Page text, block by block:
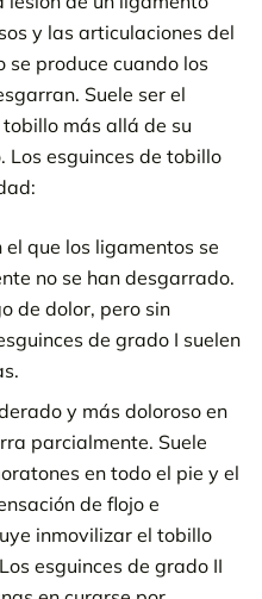
y las articulaciones del
se produce cuando los
Suele ser el
más allá de su
Los esguinces de tobillo
el que los ligamentos se
no se han desgarrado.
de dolor, pero sin
de grado I suelen
y más doloroso en
parcialmente. Suele
en todo el pie y el
de flojo e
inmovilizar el tobillo
esguinces de grado II